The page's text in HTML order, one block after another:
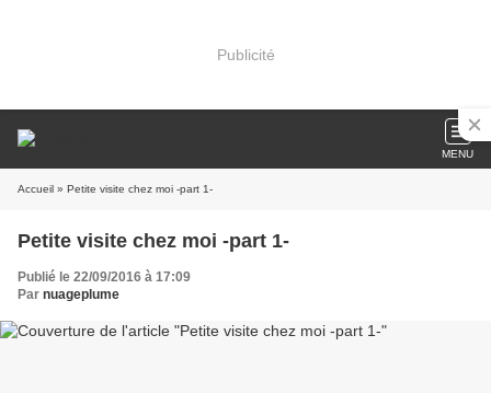
Publicité
MENU
Accueil » Petite visite chez moi -part 1-
Petite visite chez moi -part 1-
Publié le 22/09/2016 à 17:09
Par nuageplume